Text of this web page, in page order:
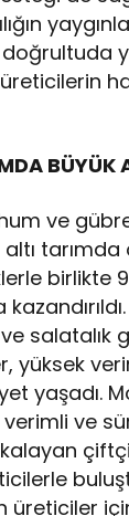
BÜYÜK
ve
birlikte
ve salatalık
yüksek
yaşadı.
ve
üreticiler